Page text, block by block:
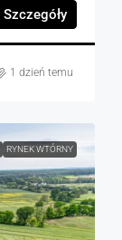
Szczegóły
1 dzień temu
RYNEK WTÓRNY